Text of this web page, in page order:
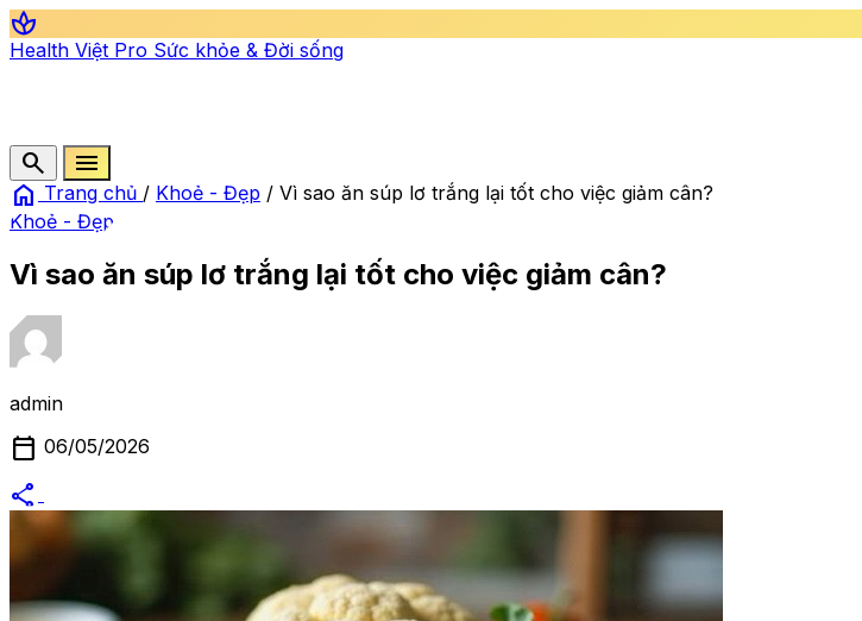
spa
Health Việt Pro Sức khỏe & Đời sống
search
menu
home Trang chủ / Khoẻ - Đẹp / Vì sao ăn súp lơ trắng lại tốt cho việc giảm cân?
Khoẻ - Đẹp
Vì sao ăn súp lơ trắng lại tốt cho việc giảm cân?
admin
calendar_today 06/05/2026
share